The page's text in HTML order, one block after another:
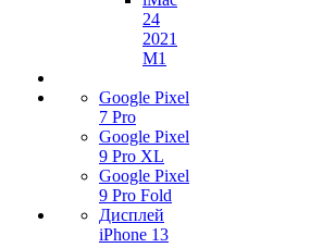
24
2021
M1
Google Pixel
7 Pro
Google Pixel
9 Pro XL
Google Pixel
9 Pro Fold
Дисплей
iPhone 13